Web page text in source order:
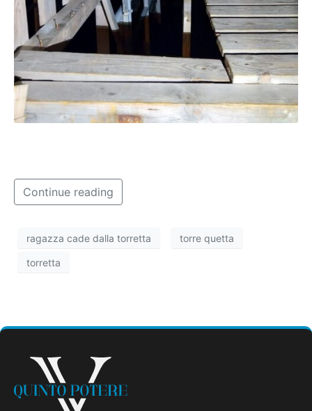
Continue reading
ragazza cade dalla torretta torre quetta
torretta